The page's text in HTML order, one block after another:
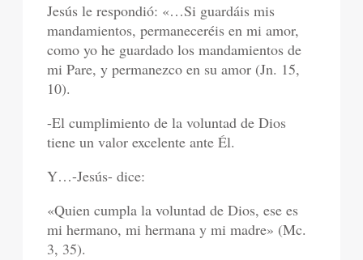
Jesús le respondió: «…Si guardáis mis
mandamientos, permaneceréis en mi amor,
como yo he guardado los mandamientos de
mi Pare, y permanezco en su amor (Jn. 15,
10).
-El cumplimiento de la voluntad de Dios
tiene un valor excelente ante Él.
Y…-Jesús- dice:
«Quien cumpla la voluntad de Dios, ese es
mi hermano, mi hermana y mi madre» (Mc.
3, 35).